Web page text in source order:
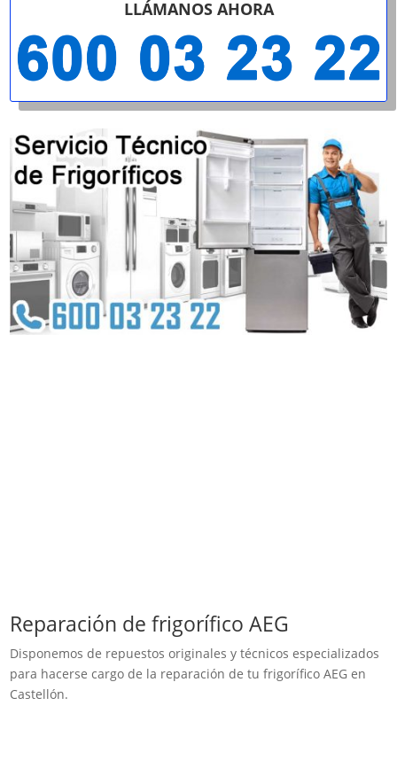
LLÁMANOS AHORA
Reparación de frigorífico AEG
Disponemos de repuestos originales y técnicos especializados
para hacerse cargo de la reparación de tu frigorífico AEG en
Castellón.